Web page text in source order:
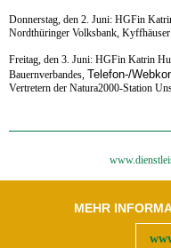
Donnerstag, den 2. Juni: HGFin
Nordthüringer Volksbank, Kyffhäuser
Freitag, den 3. Juni: HGFin Katrin
Bauernverbandes, Telefon-/
Vertretern der Natura2000-Station
MEHR